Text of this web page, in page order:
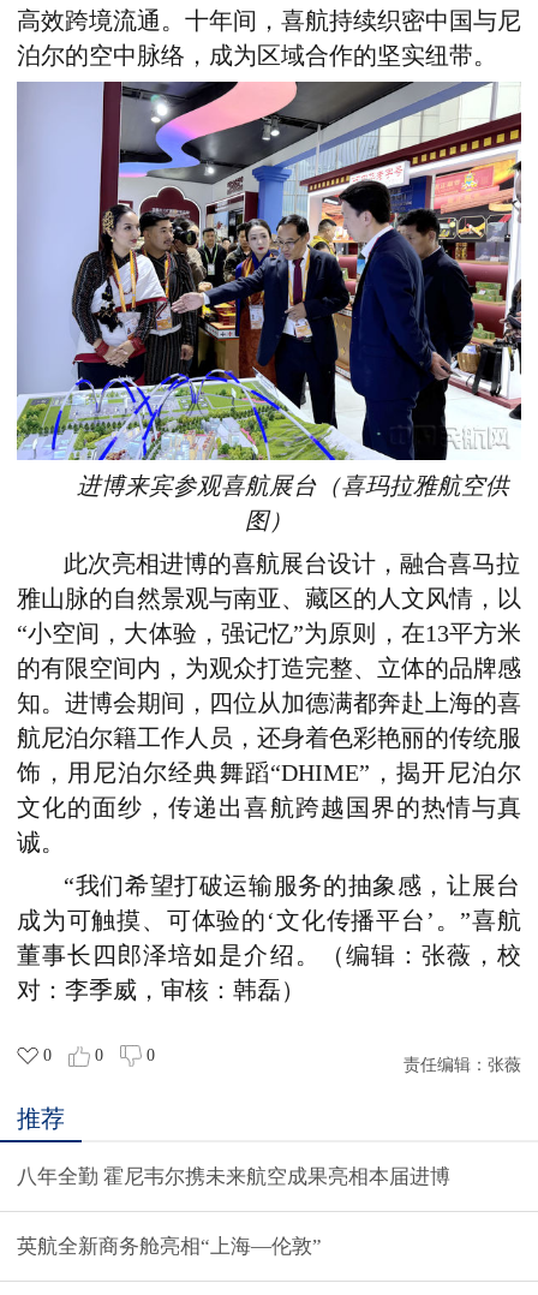
高效跨境流通。十年间，喜航持续织密中国与尼
泊尔的空中脉络，成为区域合作的坚实纽带。
进博来宾参观喜航展台（喜玛拉雅航空供
图）
此次亮相进博的喜航展台设计，融合喜马拉
雅山脉的自然景观与南亚、藏区的人文风情，以
“小空间，大体验，强记忆”为原则，在13平方米
的有限空间内，为观众打造完整、立体的品牌感
知。进博会期间，四位从加德满都奔赴上海的喜
航尼泊尔籍工作人员，还身着色彩艳丽的传统服
饰，用尼泊尔经典舞蹈“DHIME”，揭开尼泊尔
文化的面纱，传递出喜航跨越国界的热情与真
诚。
“我们希望打破运输服务的抽象感，让展台
成为可触摸、可体验的‘文化传播平台’。”喜航
董事长四郎泽培如是介绍。（编辑：张薇，校
对：李季威，审核：韩磊）
0 0 0
责任编辑： 张薇
推荐
八年全勤 霍尼韦尔携未来航空成果亮相本届进博
英航全新商务舱亮相“上海—伦敦”